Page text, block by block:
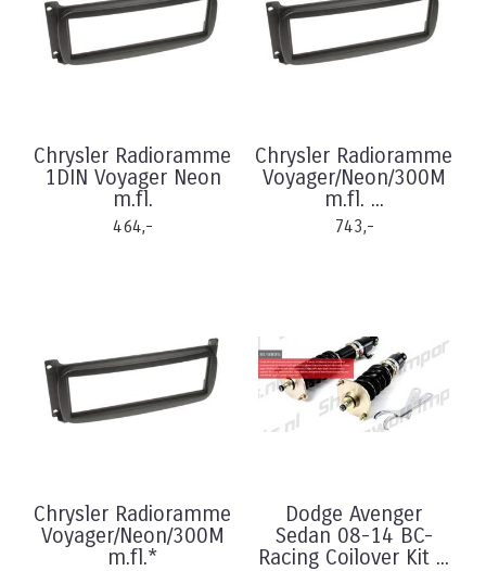
Chrysler Radioramme
1DIN Voyager Neon
m.fl.
464,-
Chrysler Radioramme
Voyager/Neon/300M
m.fl. ...
743,-
Chrysler Radioramme
Voyager/Neon/300M
m.fl.*
Dodge Avenger
Sedan 08-14 BC-
Racing Coilover Kit ...